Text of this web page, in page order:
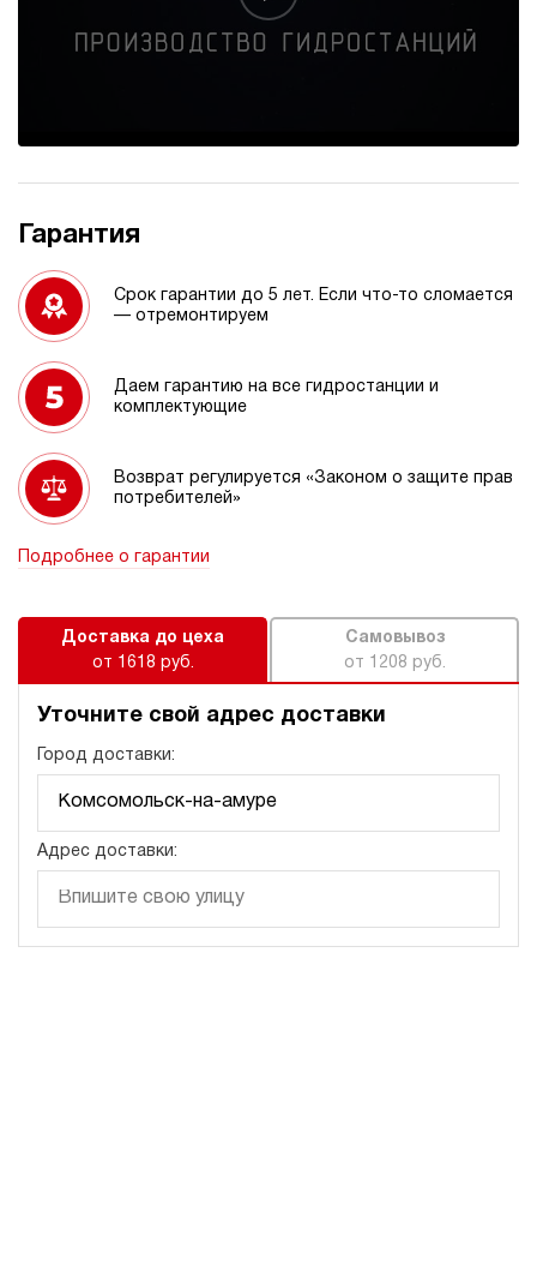
Гарантия
Срок гарантии до 5 лет. Если что-то сломается
— отремонтируем
Даем гарантию на все гидростанции и
комплектующие
Возврат регулируется «Законом о защите прав
потребителей»
Подробнее о гарантии
Доставка до цеха
от 1618 руб.
Самовывоз
от 1208 руб.
Уточните свой адрес доставки
Город доставки:
Адрес доставки: